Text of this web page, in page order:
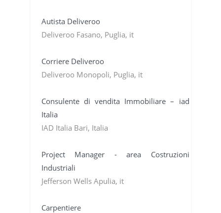
Autista Deliveroo
Deliveroo Fasano, Puglia, it
Corriere Deliveroo
Deliveroo Monopoli, Puglia, it
Consulente di vendita Immobiliare – iad
Italia
IAD Italia Bari, Italia
Project Manager - area Costruzioni
Industriali
Jefferson Wells Apulia, it
Carpentiere